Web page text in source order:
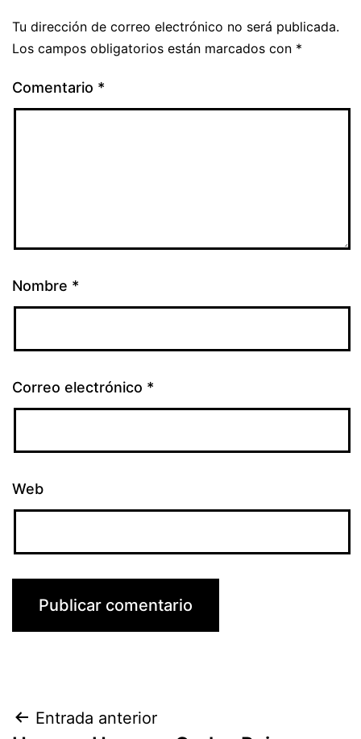
Tu dirección de correo electrónico no será publicada.
Los campos obligatorios están marcados con *
Comentario *
Nombre *
Correo electrónico *
Web
Navegación
Entrada anterior